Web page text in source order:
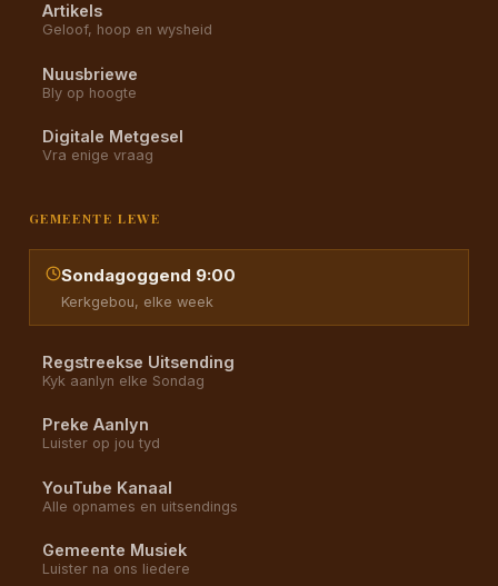
Artikels
Geloof, hoop en wysheid
Nuusbriewe
Bly op hoogte
Digitale Metgesel
Vra enige vraag
GEMEENTE LEWE
Sondagoggend 9:00
Kerkgebou, elke week
Regstreekse Uitsending
Kyk aanlyn elke Sondag
Preke Aanlyn
Luister op jou tyd
YouTube Kanaal
Alle opnames en uitsendings
Gemeente Musiek
Luister na ons liedere